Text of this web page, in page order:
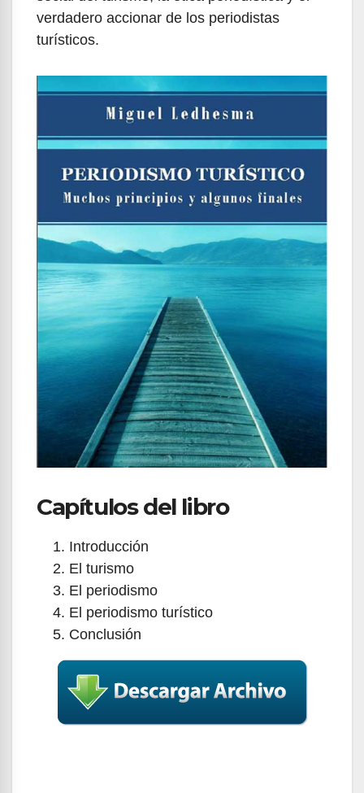
verdadero accionar de los periodistas
turísticos.
Capítulos del libro
Introducción
El turismo
El periodismo
El periodismo turístico
Conclusión